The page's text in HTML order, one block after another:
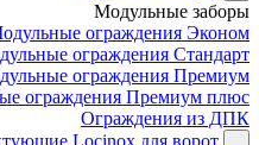
Модульные заборы
ограждения Эконом
ограждения Стандарт
ограждения Премиум
ограждения Премиум плюс
Ограждения из ДПК
Locinox для ворот